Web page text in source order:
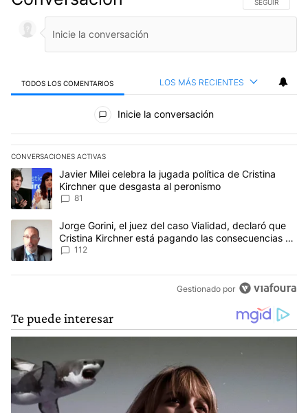
SIGA ESTA
SEGUIR
TODOS LOS COMENTARIOS LOS MÁS RECIENTES
Todos los comentarios
Inicie la conversación
CONVERSACIONES ACTIVAS
Este listado muestra los artículos con más comentarios en los
Un artículo de tendencia con el título "Javier Milei celebra la
Javier Milei celebra la jugada política de Cristina
Kirchner que desgasta al peronismo
81
Un artículo de tendencia con el título "Jorge Gorini, el juez del
Jorge Gorini, el juez del caso Vialidad, declaró que
Cristina Kirchner está pagando las consecuencias de
cometer "un delito comprobado"
112
Gestionado por